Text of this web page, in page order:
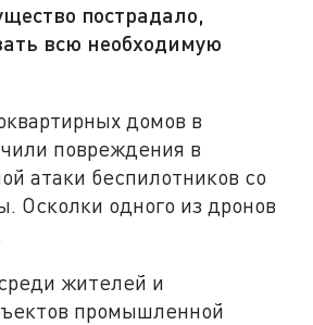
пострадало,
всю необходимую
домов в
повреждения в
атаки беспилотников со
Осколки одного из дронов
жителей и
промышленной